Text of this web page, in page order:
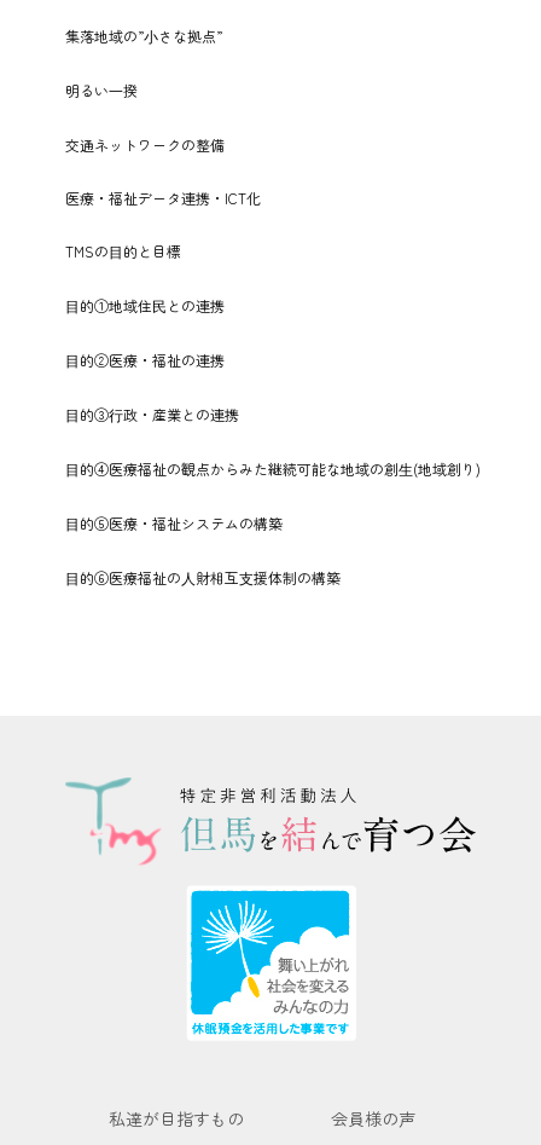
集落地域の”⼩さな拠点”
明るい⼀揆
交通ネットワークの整備
医療・福祉データ連携・ICT化
TMSの⽬的と目標
⽬的①地域住⺠との連携
⽬的②医療・福祉の連携
⽬的③⾏政・産業との連携
⽬的④医療福祉の観点からみた継続可能な地域の創⽣(地域創り)
⽬的⑤医療・福祉システムの構築
⽬的⑥医療福祉の⼈財相互⽀援体制の構築
私達が目指すもの 会員様の声